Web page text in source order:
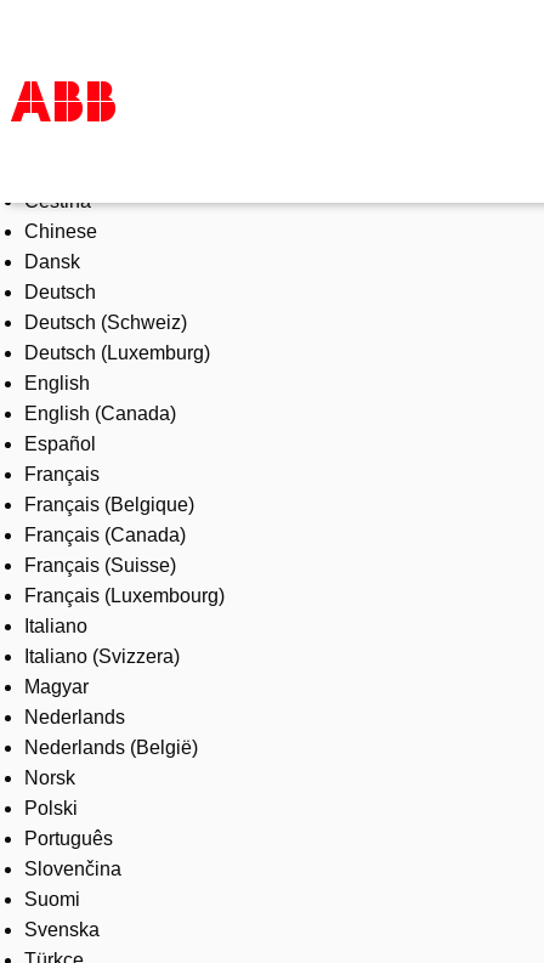
Products & Solutions
Industries
Services
About us
Where to buy
Contact us
Careers
Čeština
Chinese
Dansk
Deutsch
Deutsch (Schweiz)
Deutsch (Luxemburg)
English
English (Canada)
Español
Français
Français (Belgique)
Français (Canada)
Français (Suisse)
Français (Luxembourg)
Italiano
Italiano (Svizzera)
Magyar
Nederlands
Nederlands (België)
Norsk
Polski
Português
Slovenčina
Suomi
Svenska